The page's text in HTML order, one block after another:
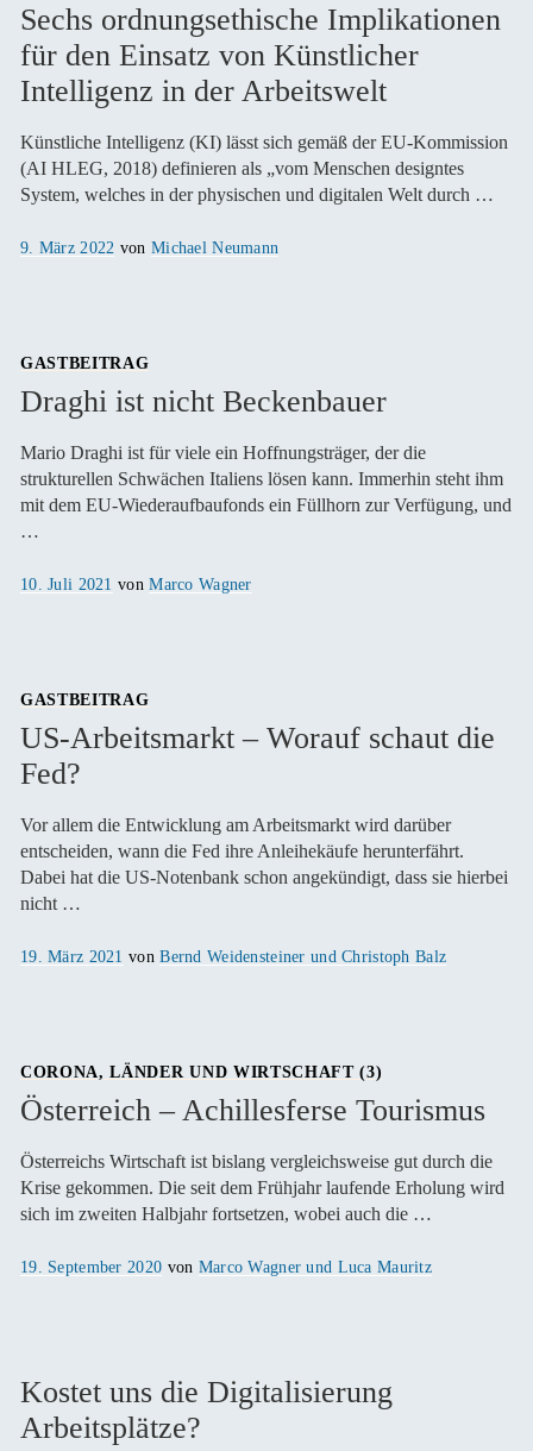
Sechs ordnungsethische Implikationen
für den Einsatz von Künstlicher
Intelligenz in der Arbeitswelt
Künstliche Intelligenz (KI) lässt sich gemäß der EU-Kommission
(AI HLEG, 2018) definieren als „vom Menschen designtes
System, welches in der physischen und digitalen Welt durch …
Veröffentlicht
9. März 2022 von Michael Neumann
GASTBEITRAG
Draghi ist nicht Beckenbauer
Mario Draghi ist für viele ein Hoffnungsträger, der die
strukturellen Schwächen Italiens lösen kann. Immerhin steht ihm
mit dem EU-Wiederaufbaufonds ein Füllhorn zur Verfügung, und
…
Veröffentlicht
10. Juli 2021 vonMarco Wagner
GASTBEITRAG
US-Arbeitsmarkt – Worauf schaut die
Fed?
Vor allem die Entwicklung am Arbeitsmarkt wird darüber
entscheiden, wann die Fed ihre Anleihekäufe herunterfährt.
Dabei hat die US-Notenbank schon angekündigt, dass sie hierbei
nicht …
Veröffentlicht
19. März 2021 vonBernd Weidensteiner und Christoph Balz
CORONA, LÄNDER UND WIRTSCHAFT (3)
Österreich – Achillesferse Tourismus
Österreichs Wirtschaft ist bislang vergleichsweise gut durch die
Krise gekommen. Die seit dem Frühjahr laufende Erholung wird
sich im zweiten Halbjahr fortsetzen, wobei auch die …
Veröffentlicht
19. September 2020 von Marco Wagner und Luca Mauritz
Kostet uns die Digitalisierung
Arbeitsplätze?